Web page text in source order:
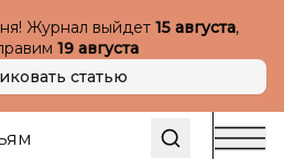
Журнал выйдет 15 августа,
19 августа
статью